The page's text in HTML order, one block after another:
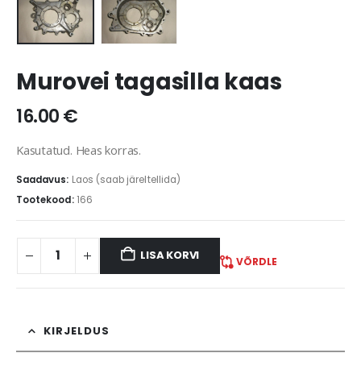
Murovei tagasilla kaas
16.00€
Kasutatud. Heas korras.
Saadavus: Laos (saab järeltellida)
Tootekood:166
LISA KORVI VÕRDLE
KIRJELDUS